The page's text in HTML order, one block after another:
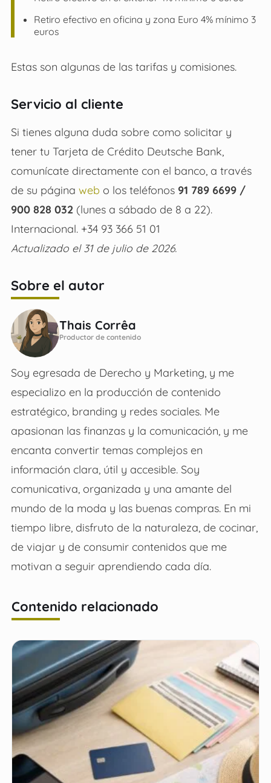
Retiro efectivo en oficina y zona Euro 4% mínimo 3
euros
Estas son algunas de las tarifas y comisiones.
Servicio al cliente
Si tienes alguna duda sobre como solicitar y
tener tu Tarjeta de Crédito Deutsche Bank
comunícate directamente con el banco, a través
de su página web o los teléfonos 91 789 6699 /
900 828 032 (lunes a sábado de 8 a 22).
Internacional. +34 93 366 51 01
Actualizado el 31 de julio de 2026.
Sobre el autor
Thais Corrêa
Productor de contenido
Soy egresada de Derecho y Marketing, y me
especializo en la producción de contenido
estratégico, branding y redes sociales. Me
apasionan las finanzas y la comunicación, y me
encanta convertir temas complejos en
información clara, útil y accesible. Soy
comunicativa, organizada y una amante del
mundo de la moda y las buenas compras. En mi
tiempo libre, disfruto de la naturaleza, de cocinar,
de viajar y de consumir contenidos que me
motivan a seguir aprendiendo cada día.
Contenido relacionado